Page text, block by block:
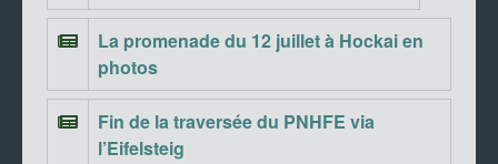
La promenade du 12 juillet à Hockai en
photos
Fin de la traversée du PNHFE via
l’Eifelsteig